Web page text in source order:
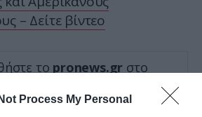
Process My Personal
– Δείτε βίντεο
το pronews.gr στο